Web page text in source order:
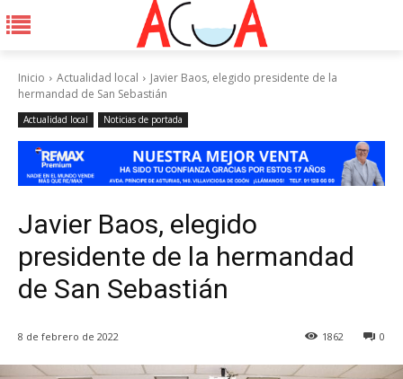
Inicio Actualidad local
Javier Baos, elegido presidente de la
hermandad de San Sebastián
Actualidad local Noticias de portada
Javier Baos, elegido
presidente de la hermandad
de San Sebastián
8 de febrero de 2022 0
1862